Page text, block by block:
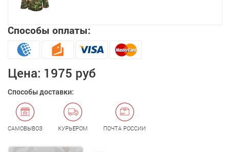
Способы оплаты:
Цена: 1975 руб
Способы доставки:
САМОВЫВОЗ КУРЬЕРОМ ПОЧТА РОССИИ